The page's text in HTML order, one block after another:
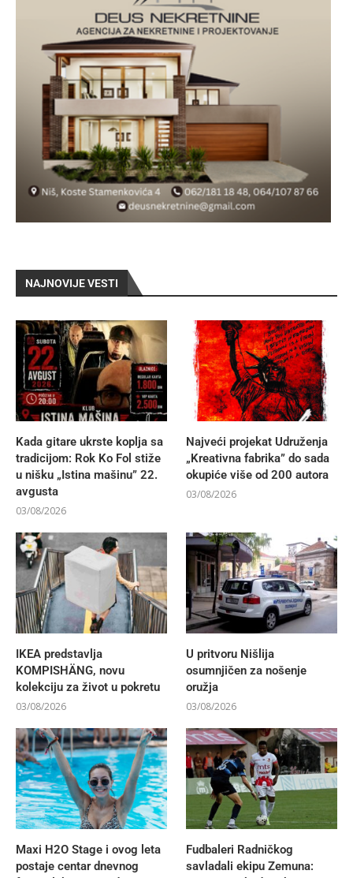
NAJNOVIJE VESTI
Kada gitare ukrste koplja sa
tradicijom: Rok Ko Fol stiže
u nišku „Istina mašinu” 22.
avgusta
03/08/2026
Najveći projekat Udruženja
„Kreativna fabrika” do sada
okupiće više od 200 autora
03/08/2026
IKEA predstavlja
KOMPISHÄNG, novu
kolekciju za život u pokretu
03/08/2026
U pritvoru Nišlija
osumnjičen za nošenje
oružja
03/08/2026
Maxi H2O Stage i ovog leta
postaje centar dnevnog
Fudbaleri Radničkog
savladali ekipu Zemuna: